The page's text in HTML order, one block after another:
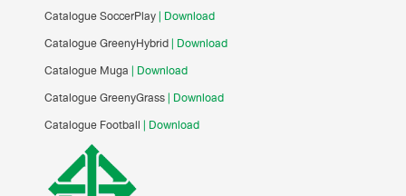
Catalogue SoccerPlay| Download
Catalogue GreenyHybrid| Download
Catalogue Muga | Download
Catalogue GreenyGrass| Download
Catalogue Football | Download